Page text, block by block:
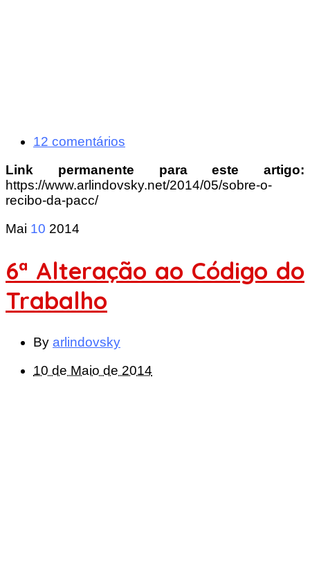
12 comentários
Link permanente para este artigo:
https://www.arlindovsky.net/2014/05/sobre-o-
recibo-da-pacc/
Mai 10 2014
6ª Alteração ao Código do
Trabalho
By arlindovsky
10 de Maio de 2014